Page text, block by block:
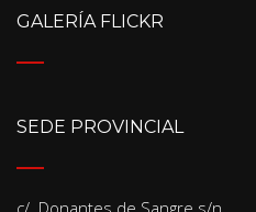
GALERÍA FLICKR
SEDE PROVINCIAL
c/. Donantes de Sangre s/n